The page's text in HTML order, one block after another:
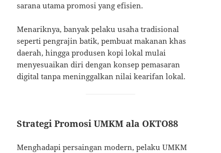
sarana utama promosi yang efisien.
Menariknya, banyak pelaku usaha tradisional
seperti pengrajin batik, pembuat makanan khas
daerah, hingga produsen kopi lokal mulai
menyesuaikan diri dengan konsep pemasaran
digital tanpa meninggalkan nilai kearifan lokal.
Strategi Promosi UMKM ala OKTO88
Menghadapi persaingan modern, pelaku UMKM